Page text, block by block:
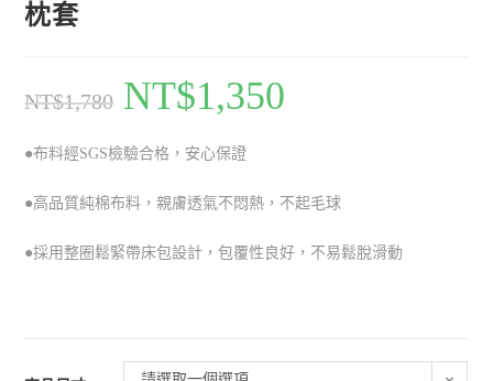
枕套
NT$1,780 NT$1,350
●布料經SGS檢驗合格，安心保證
●高品質純棉布料，親膚透氣不悶熱，不起毛球
●採用整圈鬆緊帶床包設計，包覆性良好，不易鬆脫滑動